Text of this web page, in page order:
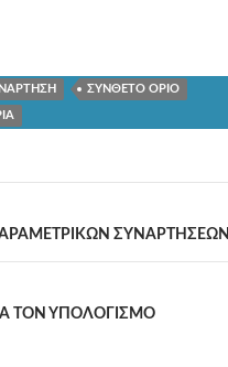
ΣΥΝΘΕΤΟ ΟΡΙΟ
ΣΥΝΑΡΤΗΣΕΩΝ
ΤΟΝ ΥΠΟΛΟΓΙΣΜΟ